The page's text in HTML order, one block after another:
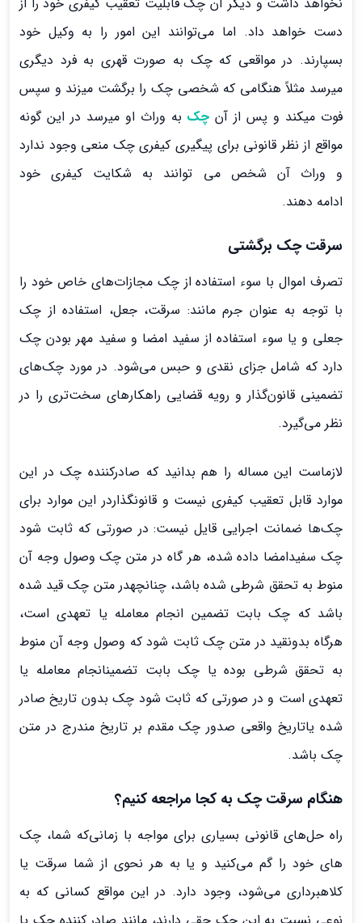
دست خواهد داد. اما می‌­توانند اين امور را به وكيل خود
بسپارند. در مواقعی که چک به صورت قهری به فرد دیگری
میرسد مثلاً هنگامی که شخصی چک را برگشت میزند و سپس
فوت می­کند و پس از آن چک به وراث او میرسد در این گونه
مواقع از نظر قانونی برای پیگیری کیفری چک منعی وجود ندارد
و وراث آن شخص می توانند به شکایت کیفری خود
ادامه دهند.
سرقت چک برگشتی
تصرف اموال با سوء استفاده از چک مجازات‌های خاص خود را
با توجه به عنوان جرم مانند: سرقت، جعل، استفاده از چک
جعلی و یا سوء استفاده از سفید امضا و سفید مهر بودن چک
دارد که شامل جزای نقدی و حبس می‌شود. در مورد چک‌های
تضمینی قانون‌گذار و رویه قضایی راهکارهای سخت‌تری را در
نظر می‌­گیرد.
لازماست این مساله را هم بدانید که صادرکننده چک در این
موارد قابل تعقیب کیفری نیست و قانون­گذاردر این موارد برای
چک‌ها ضمانت اجرایی قایل نیست: در صورتی که ثابت شود
چک سفیدامضا داده شده، هر گاه در متن چک وصول وجه آن
منوط به تحقق شرطی شده باشد، چنانچهدر متن چک قید شده
باشد که چک بابت تضمین انجام معامله یا تعهدی است،
هرگاه بدونقید در متن چک ثابت شود که وصول وجه آن منوط
به تحقق شرطی بوده یا چک بابت تضمینانجام معامله یا
تعهدی است و در صورتی که ثابت شود چک بدون تاریخ صادر
شده یاتاریخ واقعی صدور چک مقدم بر تاریخ مندرج در متن
چک باشد.
هنگام سرقت چک به کجا مراجعه کنیم؟
راه حل­‌های قانونی بسیاری برای مواجه با زمانی­‌که شما، چک­‌
های خود را گم می­‌کنید و یا به هر نحوی از شما سرقت یا
کلاهبرداری می­‌شود، وجود دارد. در این مواقع کسانی که به